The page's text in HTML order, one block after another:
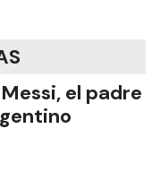
el padre